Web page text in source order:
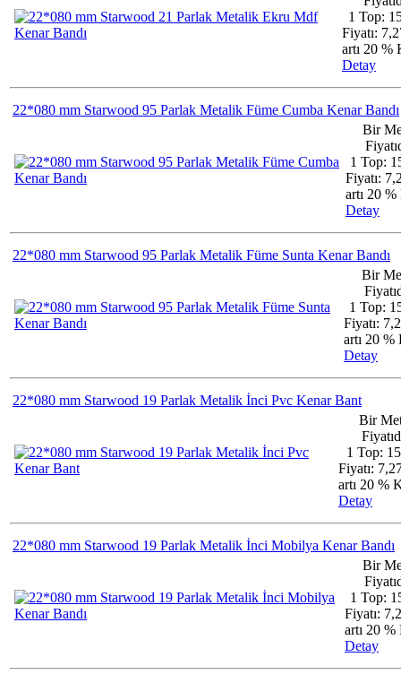
1 Top:
Fiyatı:
artı 20
Detay
22*080 mm Starwood 95 Parlak Metalik Füme Cumba Kenar Bandı
Bir
1 Top:
Fiyatı:
artı 20
Detay
22*080 mm Starwood 95 Parlak Metalik Füme Sunta Kenar Bandı
Bir
1 Top:
Fiyatı:
artı 20
Detay
22*080 mm Starwood 19 Parlak Metalik İnci Pvc Kenar Bant
Bir
1 Top:
Fiyatı:
artı 20 %
Detay
22*080 mm Starwood 19 Parlak Metalik İnci Mobilya Kenar Bandı
Bir
1 Top:
Fiyatı:
artı 20
Detay